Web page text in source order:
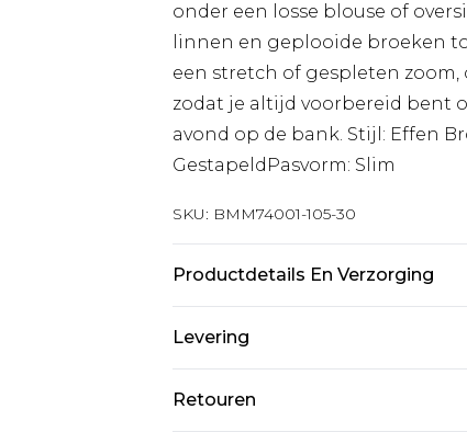
onder een losse blouse of
linnen en geplooide broeken
een stretch of gespleten zoom,
zodat je altijd voorbereid bent
avond op de bank. Stijl: Effen
GestapeldPasvorm: Slim
SKU: BMM74001-105-30
Productdetails En Verzorging
Levering
Standaardlevering Nederland
Retouren